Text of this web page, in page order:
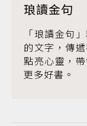
琅讀金句
「琅讀金句
的文字，傳
點亮心靈，
更多好書。